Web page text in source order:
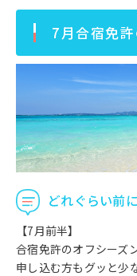
7月合宿免
どれぐらい前
【7月前半】
合宿免許のオフシーズ
申し込む方もグッと少